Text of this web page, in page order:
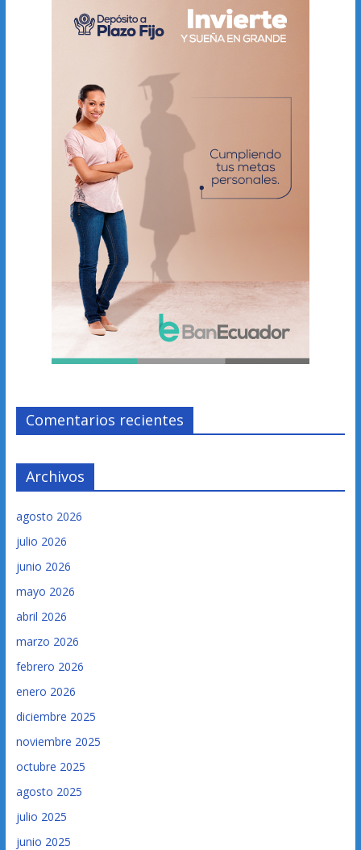
Comentarios recientes
Archivos
agosto 2026
julio 2026
junio 2026
mayo 2026
abril 2026
marzo 2026
febrero 2026
enero 2026
diciembre 2025
noviembre 2025
octubre 2025
agosto 2025
julio 2025
junio 2025